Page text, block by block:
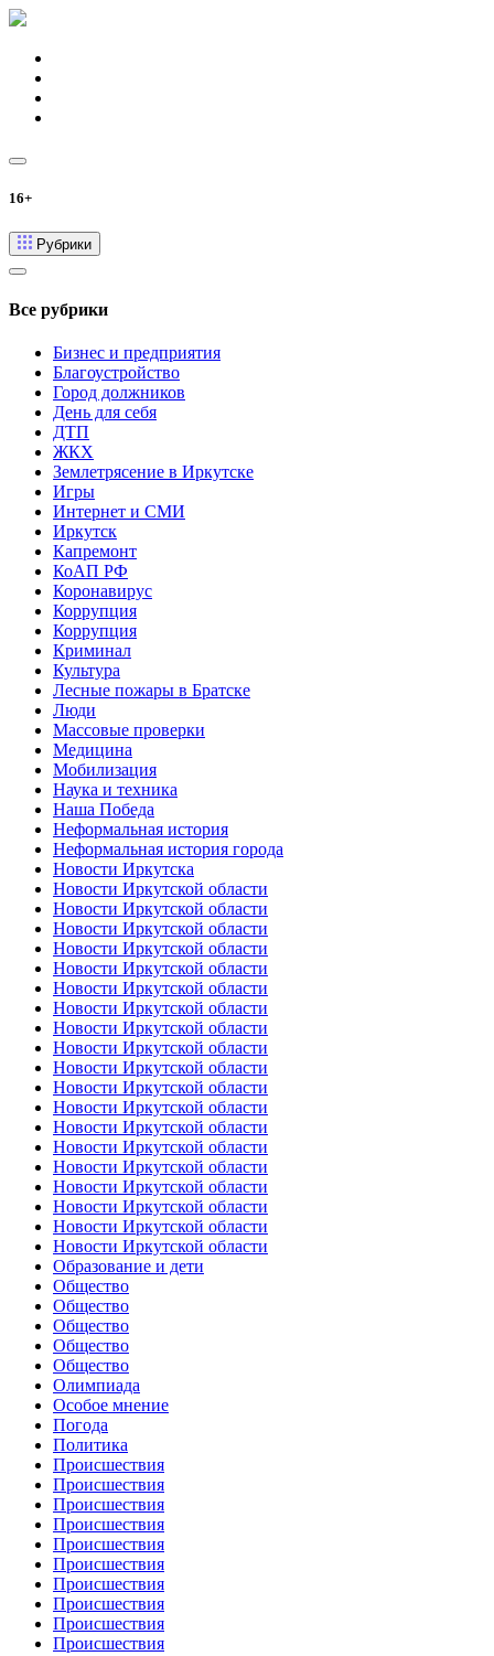
16+
Рубрики
Все рубрики
Бизнес и предприятия
Благоустройство
Город должников
День для себя
ДТП
ЖКХ
Землетрясение в Иркутске
Игры
Интернет и СМИ
Иркутск
Капремонт
КоАП РФ
Коронавирус
Коррупция
Коррупция
Криминал
Культура
Лесные пожары в Братске
Люди
Массовые проверки
Медицина
Мобилизация
Наука и техника
Наша Победа
Неформальная история
Неформальная история города
Новости Иркутска
Новости Иркутской области
Новости Иркутской области
Новости Иркутской области
Новости Иркутской области
Новости Иркутской области
Новости Иркутской области
Новости Иркутской области
Новости Иркутской области
Новости Иркутской области
Новости Иркутской области
Новости Иркутской области
Новости Иркутской области
Новости Иркутской области
Новости Иркутской области
Новости Иркутской области
Новости Иркутской области
Новости Иркутской области
Новости Иркутской области
Новости Иркутской области
Образование и дети
Общество
Общество
Общество
Общество
Общество
Олимпиада
Особое мнение
Погода
Политика
Происшествия
Происшествия
Происшествия
Происшествия
Происшествия
Происшествия
Происшествия
Происшествия
Происшествия
Происшествия